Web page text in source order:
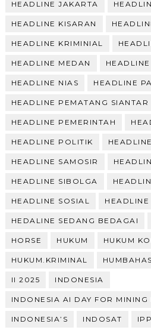
HEADLINE JAKARTA
HEADLINE KISARAN
HEADLINE KRIMINIAL
HEADLINE MEDAN
HEADLINE NIAS HEADLINE
HEADLINE PEMATANG SIANTAR
HEADLINE PEMERINTAH
HEADLINE POLITIK
HEADLINE SAMOSIR
HEADLINE SIBOLGA
HEADLINE SOSIAL HEADLINE
HEDALINE SEDANG BEDAGAI
HORSE HUKUM HUKUM
HUKUM.KRIMINAL HUMBAHAS
II 2025 INDONESIA
INDONESIA AI DAY FOR MINING
INDONESIA’S INDOSAT